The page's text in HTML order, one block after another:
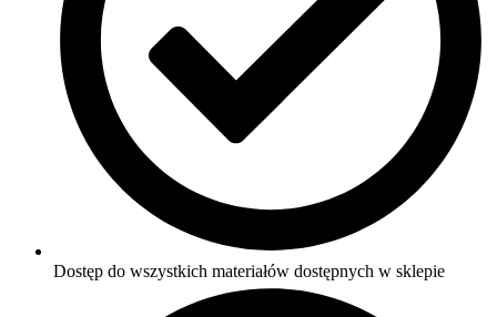
Dostęp do wszystkich materiałów dostępnych w sklepie